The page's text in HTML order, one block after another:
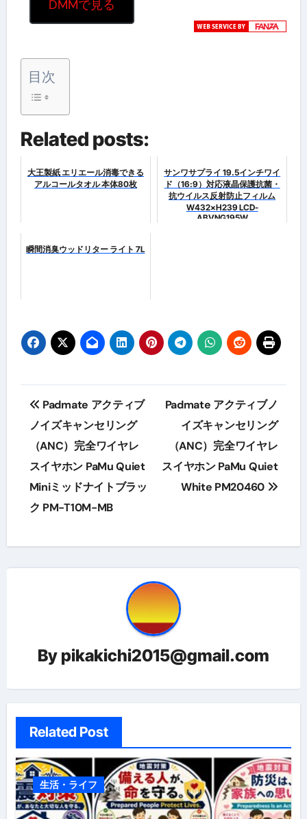
DMMで見る
目次
Related posts:
大王製紙 エリエール消毒できる
アルコールタオル 本体80枚
サンワサプライ 19.5インチワイ
ド（16:9）対応液晶保護抗菌・
抗ウイルス反射防止フィルム
W432×H239 LCD-
ABVNG195W
瞬間消臭ウッドリター ライト 7L
投
稿
ナ
ビ
ゲ
シ
Padmate アクティブ
ノイズキャンセリング
（ANC）完全ワイヤレ
スイヤホン PaMu Quiet
Miniミッドナイトブラッ
ク PM-T10M-MB
Padmate アクティブノ
イズキャンセリング
（ANC）完全ワイヤレ
スイヤホン PaMu Quiet
White PM20460
By pikakichi2015@gmail.com
Related Post
生活・ライフ